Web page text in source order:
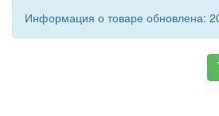
Информация о товаре обновлена: